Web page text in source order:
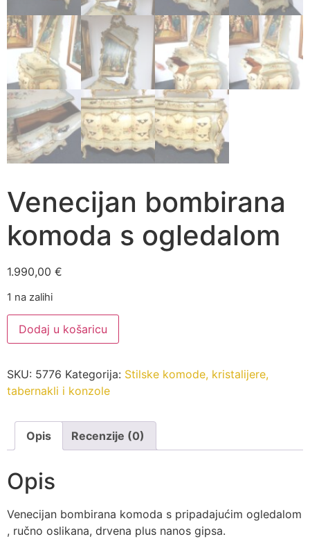
Venecijan bombirana
komoda s ogledalom
1.990,00 €
1 na zalihi
Venecijan
bombirana
komoda
količina
Dodaj u košaricu
SKU: 5776 Kategorija: Stilske komode, kristalijere,
tabernakli i konzole
Opis Recenzije (0)
Opis
Venecijan bombirana komoda s pripadajućim ogledalom
, ručno oslikana, drvena plus nanos gipsa.